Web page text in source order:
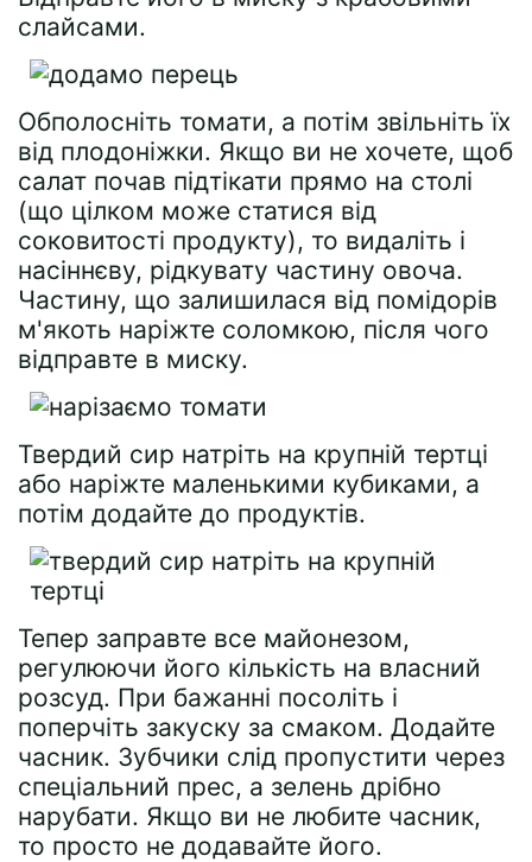
слайсами.
Обполосніть томати, а потім звільніть їх
від плодоніжки. Якщо ви не хочете, щоб
салат почав підтікати прямо на столі
(що цілком може статися від
соковитості продукту), то видаліть і
насіннєву, рідкувату частину овоча.
Частину, що залишилася від помідорів
м'якоть наріжте соломкою, після чого
відправте в миску.
Твердий сир натріть на крупній тертці
або наріжте маленькими кубиками, а
потім додайте до продуктів.
Тепер заправте все майонезом,
регулюючи його кількість на власний
розсуд. При бажанні посоліть і
поперчіть закуску за смаком. Додайте
часник. Зубчики слід пропустити через
спеціальний прес, а зелень дрібно
нарубати. Якщо ви не любите часник,
то просто не додавайте його.